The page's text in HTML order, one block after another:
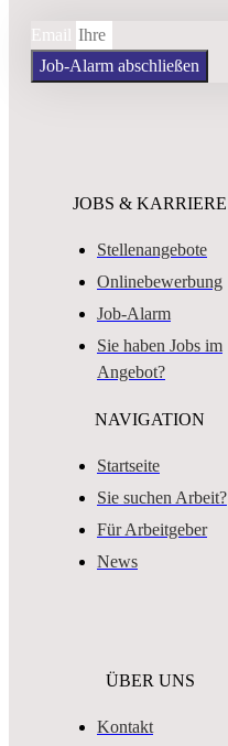
Email
Job-Alarm abschließen
JOBS & KARRIERE
Stellenangebote
Onlinebewerbung
Job-Alarm
Sie haben Jobs im
Angebot?
NAVIGATION
Startseite
Sie suchen Arbeit?
Für Arbeitgeber
News
ÜBER UNS
Kontakt